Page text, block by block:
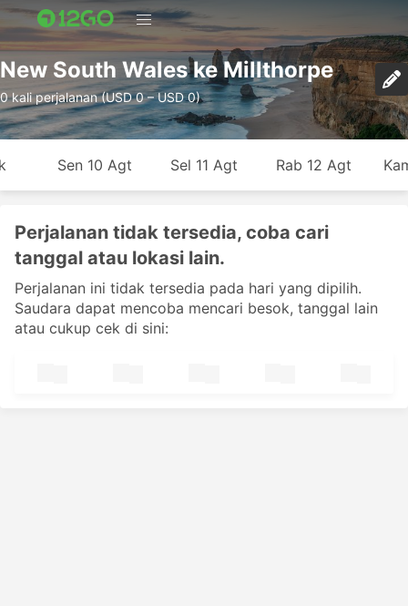
New South Wales ke Millthorpe
0 kali perjalanan (USD 0 – USD 0)
Sen 10 Agt Sel 11 Agt Rab 12 Agt
Perjalanan tidak tersedia, coba cari
tanggal atau lokasi lain.
Perjalanan ini tidak tersedia pada hari yang dipilih.
Saudara dapat mencoba mencari besok, tanggal lain
atau cukup cek di sini: